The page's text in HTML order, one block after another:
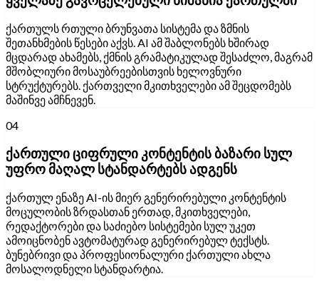
ქართულს რთული ბრუნვათა სისტემა და ზმნის
შეთანხმების წესები აქვს. AI ამ შაბლონებს ხშირად
მცდარად ახამებს, ქმნის გრამატიკულად შესაძლო, მაგრამ
მშობლიური მოსაუბრეებისთვის ხელოვნური
სტრუქტურებს. ქართველი მკითხველები ამ შეცდომებს
მაშინვე ამჩნევენ.
04
ქართული ციფრული კონტენტის ბაზარი სულ
უფრო მაღალ სტანდარტებს ადგენს
ქართულ ენაზე AI-ის მიერ გენერირებული კონტენტის
მოცულობის ზრდასთან ერთად, მკითხველები,
რედაქტორები და საძიებო სისტემები სულ უკეთ
ამოიცნობენ ავტომატურად გენერირებულ ტექსტს.
ბუნებრივი და პროფესიონალური ქართული ახლა
მოსალოდნელი სტანდარტია.